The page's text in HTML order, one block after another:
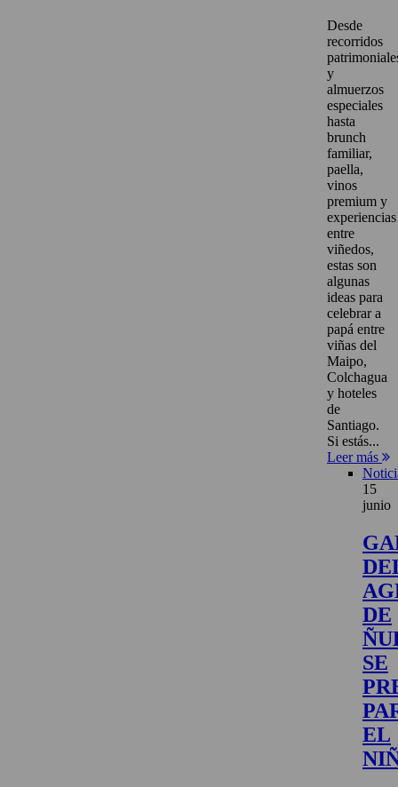
Desde
recorridos
y
almuerzos
especiales
hasta
brunch
familiar,
paella,
vinos
premium y
experiencias
entre
viñedos,
estas son
algunas
ideas para
celebrar a
papá entre
viñas del
Maipo,
Colchagua
y hoteles
de
Santiago.
Si estás...
Leer más
15
junio
DE
SE
EL